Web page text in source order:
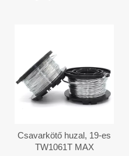
Csavarkötő huzal, 19-es
TW1061T MAX